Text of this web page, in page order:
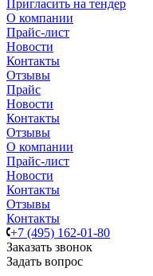
Пригласить на тендер
О компании
Прайс-лист
Новости
Контакты
Отзывы
Прайс
Новости
Контакты
Отзывы
О компании
Прайс-лист
Новости
Контакты
Отзывы
Контакты
+7 (495) 162-01-80
Заказать звонок
Задать вопрос